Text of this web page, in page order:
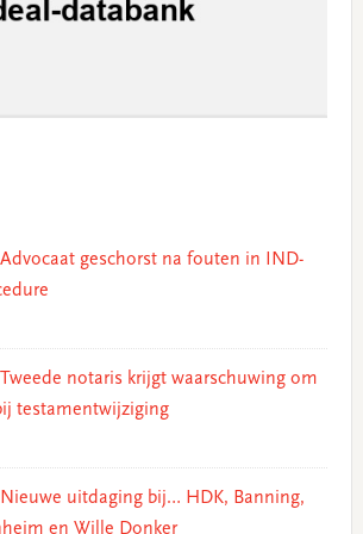
Advocaat geschorst na fouten in IND-
Tweede notaris krijgt waarschuwing om
testamentwijziging
Nieuwe uitdaging bij… HDK, Banning,
en Wille Donker